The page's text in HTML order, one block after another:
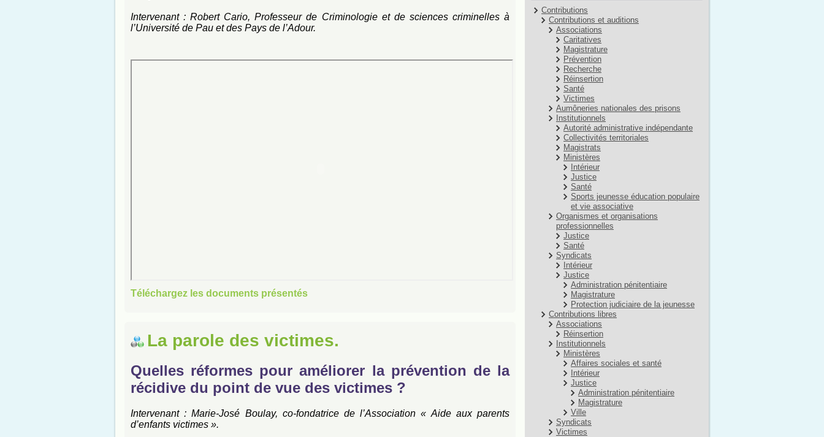
Intervenant : Robert Cario, Professeur de Criminologie et de sciences criminelles à
l’Université de Pau et des Pays de l’Adour.
Téléchargez les documents présentés
La parole des victimes.
Quelles réformes pour améliorer la prévention de la
récidive du point de vue des victimes ?
Intervenant : Marie-José Boulay, co-fondatrice de l’Association « Aide aux parents
d’enfants victimes ».
Contributions
Contributions et auditions
Associations
Caritatives
Magistrature
Prévention
Recherche
Réinsertion
Santé
Victimes
Aumôneries nationales des prisons
Institutionnels
Autorité administrative indépendante
Collectivités territoriales
Magistrats
Ministères
Intérieur
Justice
Santé
Sports jeunesse éducation populaire
et vie associative
Organismes et organisations
professionnelles
Justice
Santé
Syndicats
Intérieur
Justice
Administration pénitentiaire
Magistrature
Protection judiciaire de la jeunesse
Contributions libres
Associations
Réinsertion
Institutionnels
Ministères
Affaires sociales et santé
Intérieur
Justice
Administration pénitentiaire
Magistrature
Ville
Syndicats
Victimes